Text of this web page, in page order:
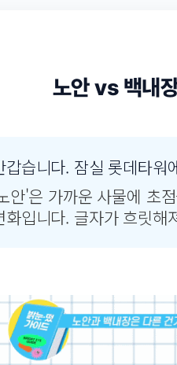
노안 vs 백내
갑습니다. 잠실 롯데타워
안'은 가까운 사물에 초
화입니다. 글자가 흐릿해